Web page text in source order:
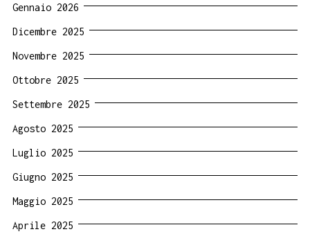
Gennaio 2026
Dicembre 2025
Novembre 2025
Ottobre 2025
Settembre 2025
Agosto 2025
Luglio 2025
Giugno 2025
Maggio 2025
Aprile 2025